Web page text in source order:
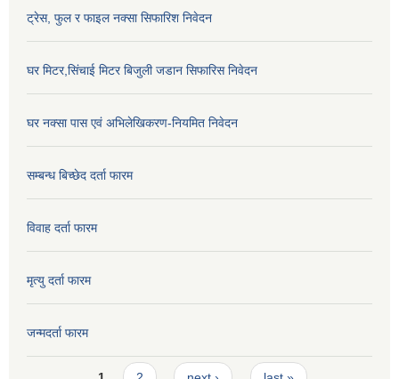
ट्रेस, फुल र फाइल नक्सा सिफारिश निवेदन
घर मिटर,सिंचाई मिटर बिजुली जडान सिफारिस निवेदन
घर नक्सा पास एवं अभिलेखिकरण-नियमित निवेदन
सम्बन्ध बिच्छेद दर्ता फारम
विवाह दर्ता फारम
मृत्यु दर्ता फारम
जन्मदर्ता फारम